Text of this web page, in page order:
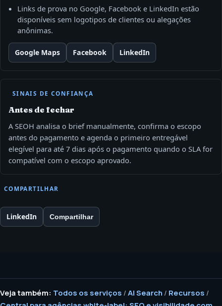
Links de prova no Google, Facebook e LinkedIn estão
disponíveis sem logotipos de clientes ou alegações
anônimas.
Google Maps Facebook LinkedIn
SINAIS DE CONFIANÇA
Antes de fechar
A SEOH analisa o brief manualmente, confirma o escopo
antes do pagamento e agenda o primeiro entregável
elegível para até 7 dias após o pagamento quando o SLA for
compatível com o escopo aprovado.
COMPARTILHAR
LinkedIn Compartilhar
Veja também: Todos os serviços / AI Search / Recursos /